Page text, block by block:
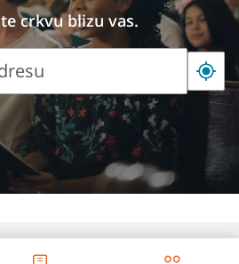
crkvu blizu vas.